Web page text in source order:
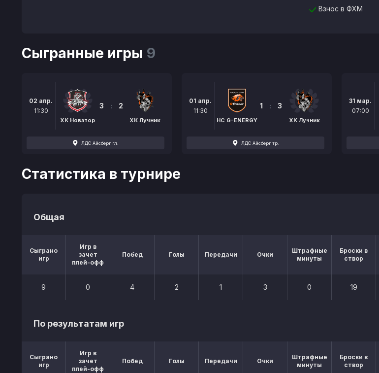
Взнос в ФХМ
Сыгранные игры 9
02 апр.
11:30
ХК Новатор
3 : 2
ХК Лучник
ЛДС Айсберг гл.
01 апр.
11:30
HC G-ENERGY
1 : 3
ХК Лучник
ЛДС Айсберг тр.
31 мар.
07:00
Статистика в турнире
Общая
Сыграно
игр
Игр в
зачет
плей-офф
Побед Голы Передачи Очки
Штрафные
минуты
Броски в
створ
9 0 4 2 1 3 0 19
По результатам игр
Сыграно
игр
Игр в
зачет
плей-офф
Побед Голы Передачи Очки
Штрафные
минуты
Броски в
створ